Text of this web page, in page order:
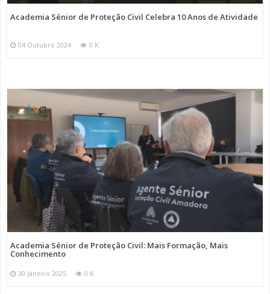
Academia Sénior de Proteção Civil Celebra 10 Anos de Atividade
04 Outubro 2024 0 K
Academia Sénior de Proteção Civil: Mais Formação, Mais
Conhecimento
30 Janeiro 2025 0 K